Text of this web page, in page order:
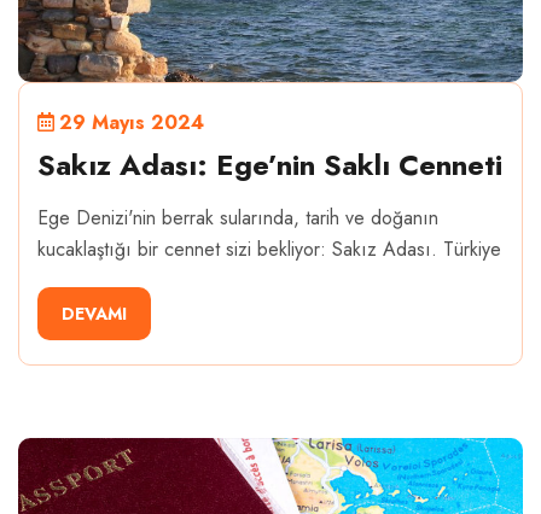
29 Mayıs 2024
Sakız Adası: Ege’nin Saklı Cenneti
Ege Denizi'nin berrak sularında, tarih ve doğanın
kucaklaştığı bir cennet sizi bekliyor: Sakız Adası. Türkiye
DEVAMI